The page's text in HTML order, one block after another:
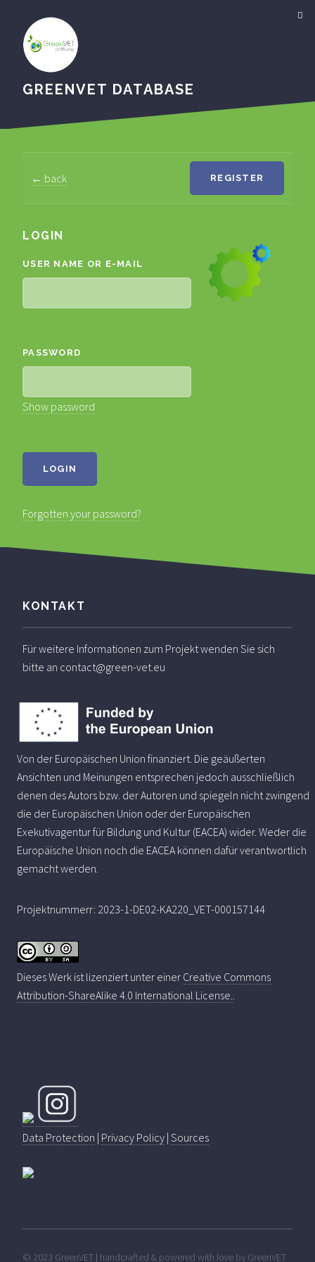
GREENVET DATABASE
← back REGISTER
LOGIN
USER NAME OR E-MAIL
PASSWORD
Show password
Forgotten your password?
KONTAKT
Für weitere Informationen zum Projekt wenden Sie sich
bitte an contact@green-vet.eu
Von der Europäischen Union finanziert. Die geäußerten
Ansichten und Meinungen entsprechen jedoch ausschließlich
denen des Autors bzw. der Autoren und spiegeln nicht zwingend
die der Europäischen Union oder der Europäischen
Exekutivagentur für Bildung und Kultur (EACEA) wider. Weder die
Europäische Union noch die EACEA können dafür verantwortlich
gemacht werden.
Projektnummerr: 2023-1-DE02-KA220_VET-000157144
Dieses Werk ist lizenziert unter einer Creative Commons
Attribution-ShareAlike 4.0 International License.
Data Protection | Privacy Policy | Sources
© 2023 GreenVET | handcrafted & powered with love by GreenVET